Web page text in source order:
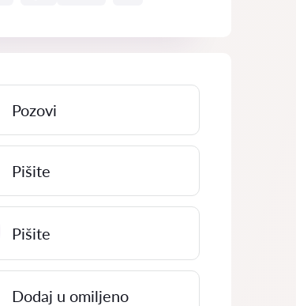
Pozovi
Pišite
Pišite
Dodaj u omiljeno